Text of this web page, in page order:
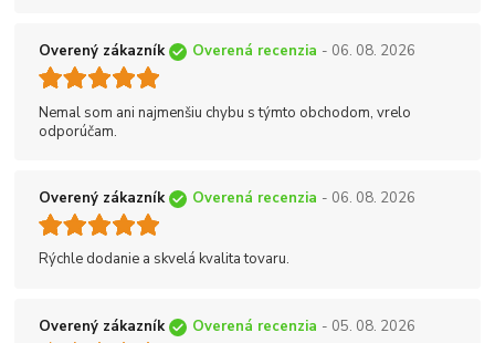
Overený zákazník Overená recenzia - 06. 08. 2026
Nemal som ani najmenšiu chybu s týmto obchodom, vrelo
odporúčam.
Overený zákazník Overená recenzia - 06. 08. 2026
Rýchle dodanie a skvelá kvalita tovaru.
Overený zákazník Overená recenzia - 05. 08. 2026